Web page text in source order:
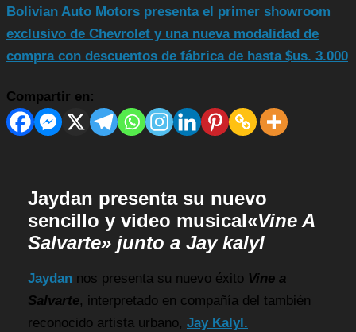
Bolivian Auto Motors presenta el primer showroom
exclusivo de Chevrolet y una nueva modalidad de
compra con descuentos de fábrica de hasta $us. 3.000
Compartir en:
Jaydan presenta su nuevo
sencillo y video musical«Vine A
Salvarte» junto a Jay kalyl
Jaydan nos presenta su nuevo éxito Vine a
Salvarte, interpretado en compañía del también
reconocido artista urbano, Jay Kalyl.